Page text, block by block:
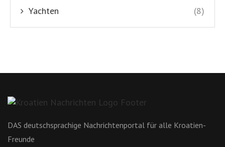
Yachten (8)
DAS deutschsprachige Nachrichtenportal für alle Kroatien-
Freunde